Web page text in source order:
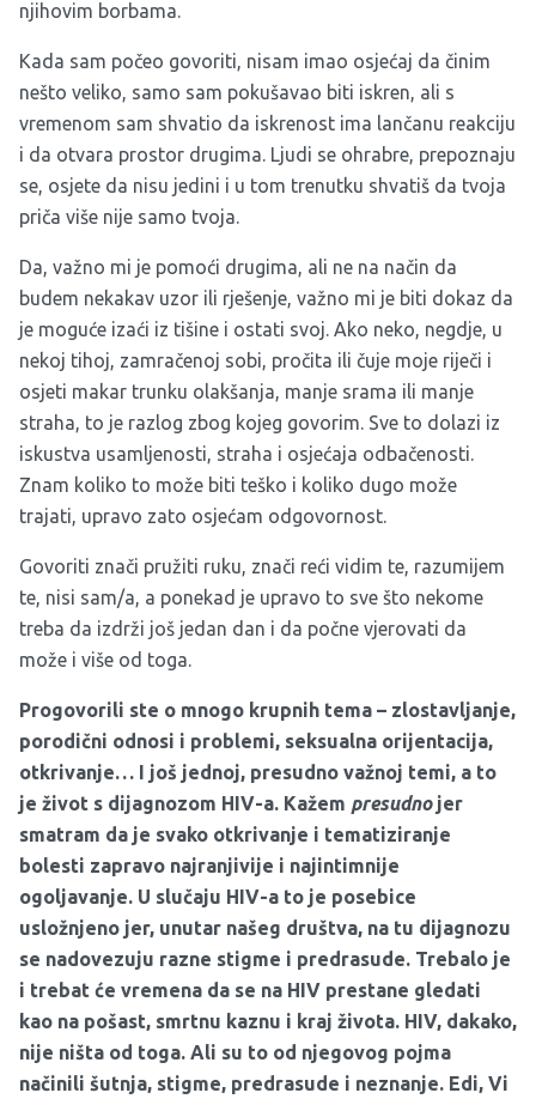
njihovim borbama.
Kada sam počeo govoriti, nisam imao osjećaj da činim
nešto veliko, samo sam pokušavao biti iskren, ali s
vremenom sam shvatio da iskrenost ima lančanu reakciju
i da otvara prostor drugima. Ljudi se ohrabre, prepoznaju
se, osjete da nisu jedini i u tom trenutku shvatiš da tvoja
priča više nije samo tvoja.
Da, važno mi je pomoći drugima, ali ne na način da
budem nekakav uzor ili rješenje, važno mi je biti dokaz da
je moguće izaći iz tišine i ostati svoj. Ako neko, negdje, u
nekoj tihoj, zamračenoj sobi, pročita ili čuje moje riječi i
osjeti makar trunku olakšanja, manje srama ili manje
straha, to je razlog zbog kojeg govorim. Sve to dolazi iz
iskustva usamljenosti, straha i osjećaja odbačenosti.
Znam koliko to može biti teško i koliko dugo može
trajati, upravo zato osjećam odgovornost.
Govoriti znači pružiti ruku, znači reći vidim te, razumijem
te, nisi sam/a, a ponekad je upravo to sve što nekome
treba da izdrži još jedan dan i da počne vjerovati da
može i više od toga.
Progovorili ste o mnogo krupnih tema – zlostavljanje,
porodični odnosi i problemi, seksualna orijentacija,
otkrivanje… I još jednoj, presudno važnoj temi, a to
je život s dijagnozom HIV-a. Kažem presudno jer
smatram da je svako otkrivanje i tematiziranje
bolesti zapravo najranjivije i najintimnije
ogoljavanje. U slučaju HIV-a to je posebice
usložnjeno jer, unutar našeg društva, na tu dijagnozu
se nadovezuju razne stigme i predrasude. Trebalo je
i trebat će vremena da se na HIV prestane gledati
kao na pošast, smrtnu kaznu i kraj života. HIV, dakako,
nije ništa od toga. Ali su to od njegovog pojma
načinili šutnja, stigme, predrasude i neznanje. Edi, Vi